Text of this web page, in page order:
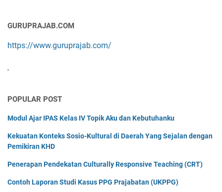
GURUPRAJAB.COM
https://www.guruprajab.com/
'
POPULAR POST
Modul Ajar IPAS Kelas IV Topik Aku dan Kebutuhanku
Kekuatan Konteks Sosio-Kultural di Daerah Yang Sejalan dengan
Pemikiran KHD
Penerapan Pendekatan Culturally Responsive Teaching (CRT)
Contoh Laporan Studi Kasus PPG Prajabatan (UKPPG)